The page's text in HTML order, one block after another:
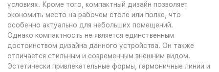
условиях. Кроме того, компактный дизайн позволяет
экономить место на рабочем столе или полке, что
особенно актуально для небольших помещений.
Однако компактность не является единственным
достоинством дизайна данного устройства. Он также
отличается стильным и современным внешним видом.
Эстетически привлекательные формы, гармоничные линии и